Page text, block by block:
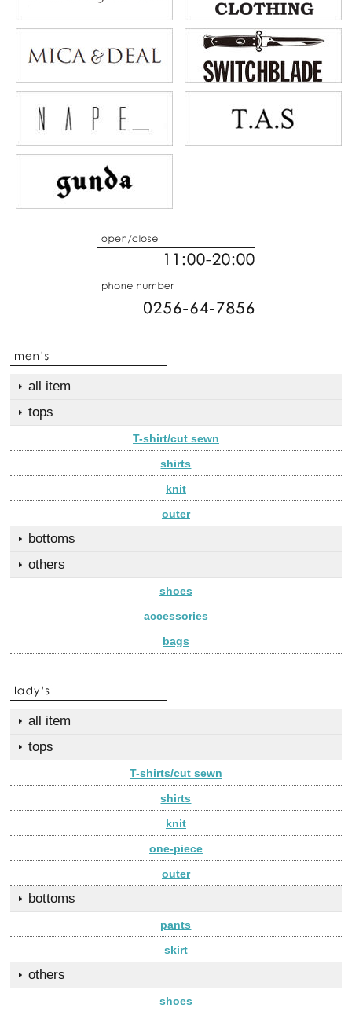
all item
tops
T-shirt/cut sewn
shirts
knit
outer
bottoms
others
shoes
accessories
bags
all item
tops
T-shirts/cut sewn
shirts
knit
one-piece
outer
bottoms
pants
skirt
others
shoes